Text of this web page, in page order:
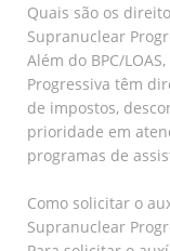
Quais são os
Supranuclear
Além do BPC/
Progressiva têm
de impostos,
prioridade em
programas de
Como solicitar o
Supranuclear